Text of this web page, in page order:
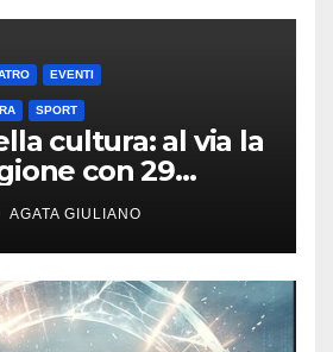
EVENTI
SPORT
cultura: al via la
con 29
da ottobre a
AGATA GIULIANO